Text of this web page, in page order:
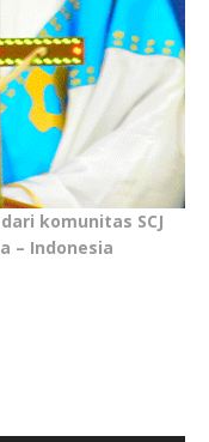
komunitas SCJ
– Indonesia